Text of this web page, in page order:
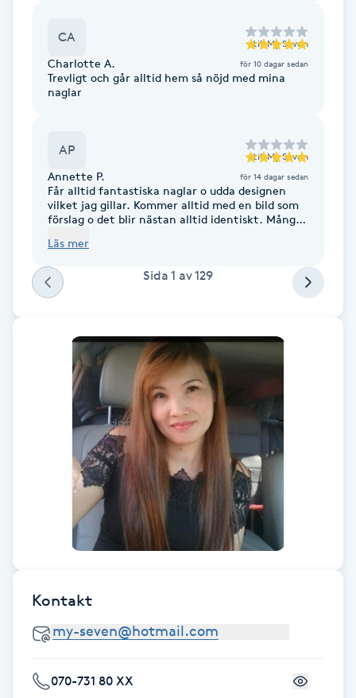
Fotvård
Fransborttagning
Fransfärgning
Fransförlängning
Fransförlängning Megavolym
Fransk manikyr
Fransrengöring
Frekvensterapi
Friskvårdsmassage
Frisör
Funktionsanalys
Färgning
CA till My Seven
Charlotte A. för 10 dagar sedan
Trevligt och går alltid hem så nöjd med mina
naglar
AP till My Seven
Annette P. för 14 dagar sedan
Får alltid fantastiska naglar o udda designen
vilket jag gillar. Kommer alltid med en bild som
förslag o det blir nästan alltid identiskt. Många
10 år. Bästa stället om man vill ha bra service o
att få enkla naglar också
Läs mer
Sida 1 av129
Kontakt
070-731 80 XX